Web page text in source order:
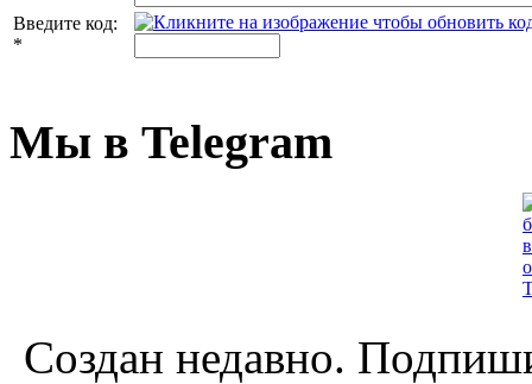
Введите код:
*
Мы в Telegram
Создан недавно.